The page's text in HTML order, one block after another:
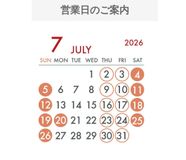
営業日のご案内